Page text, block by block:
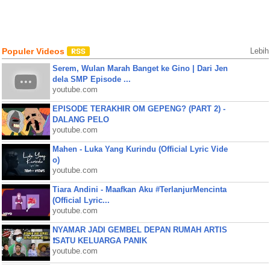
Populer Videos Lebih
Serem, Wulan Marah Banget ke Gino | Dari Jen
dela SMP Episode ...
youtube.com
EPISODE TERAKHIR OM GEPENG? (PART 2) -
DALANG PELO
youtube.com
Mahen - Luka Yang Kurindu (Official Lyric Vide
o)
youtube.com
Tiara Andini - Maafkan Aku #TerlanjurMencinta
(Official Lyric...
youtube.com
NYAMAR JADI GEMBEL DEPAN RUMAH ARTIS
❗SATU KELUARGA PANIK
youtube.com